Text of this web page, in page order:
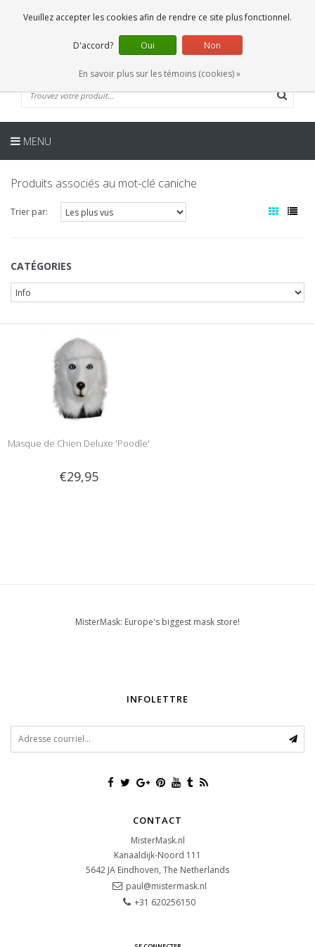
0 Articles
FR
MENU
Produits associés au mot-clé caniche
Trier par:
CATÉGORIES
Masque de Chien Deluxe 'Poodle'
€29,95
MisterMask: Europe's biggest mask store!
INFOLETTRE
CONTACT
MisterMask.nl
Kanaaldijk-Noord 111
5642 JA Eindhoven, The Netherlands
paul@mistermask.nl
+31 620256150
Veuillez accepter les cookies afin de rendre ce site plus fonctionnel.
D'accord? Oui Non
En savoir plus sur les témoins (cookies) »